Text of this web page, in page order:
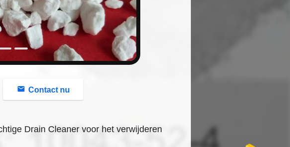
Contact nu
Drain Cleaner voor het verwijderen